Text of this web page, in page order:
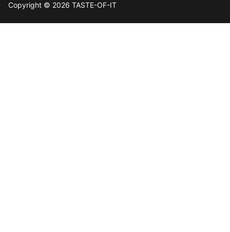
Copyright © 2026 TASTE-OF-IT